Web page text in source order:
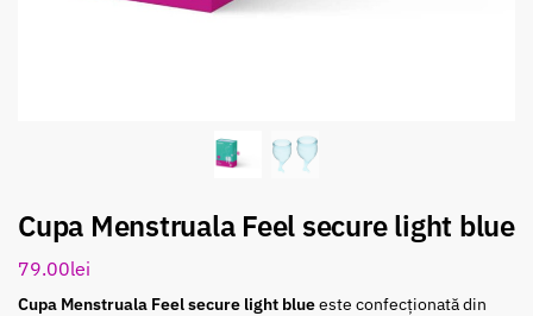
Cupa Menstruala Feel secure light blue
79.00lei
Cupa Menstruala Feel secure light blueeste confecționată din